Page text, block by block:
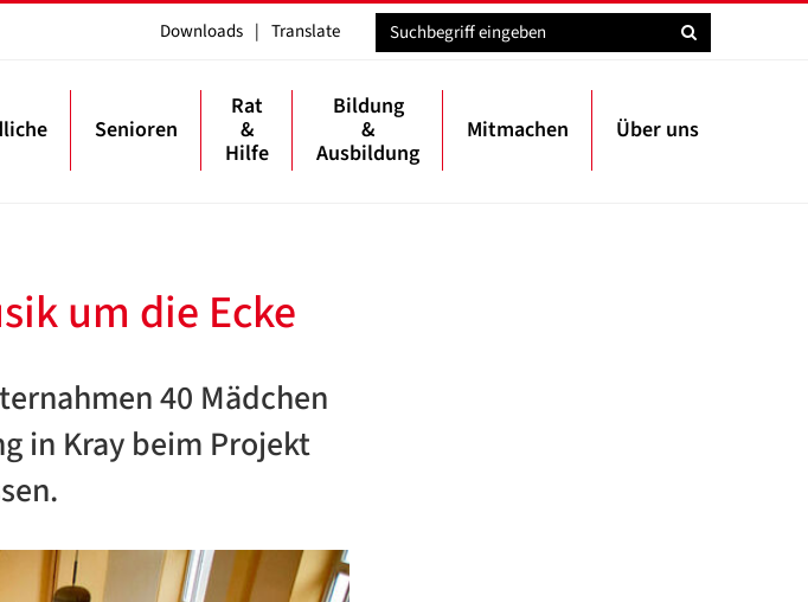
Downloads | Translate
Senioren
Rat
&
Hilfe
Bildung
&
Ausbildung
Mitmachen Über uns
um die Ecke
40 Mädchen
in Kray beim Projekt